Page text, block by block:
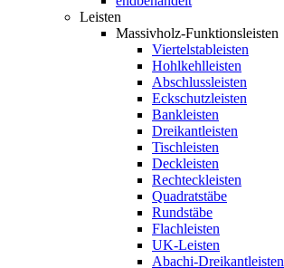
Leisten
Massivholz-Funktionsleisten
Viertelstableisten
Hohlkehlleisten
Abschlussleisten
Eckschutzleisten
Bankleisten
Dreikantleisten
Tischleisten
Deckleisten
Rechteckleisten
Quadratstäbe
Rundstäbe
Flachleisten
UK-Leisten
Abachi-Dreikantleisten